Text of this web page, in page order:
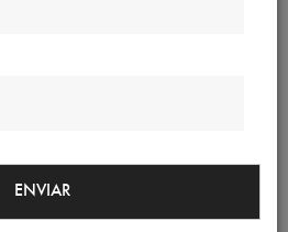
ENVIAR